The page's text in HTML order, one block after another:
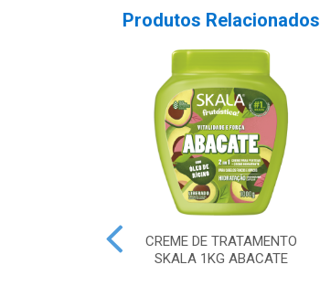
Produtos Relacionados
CREME DE TRATAMENTO
SKALA 1KG ABACATE